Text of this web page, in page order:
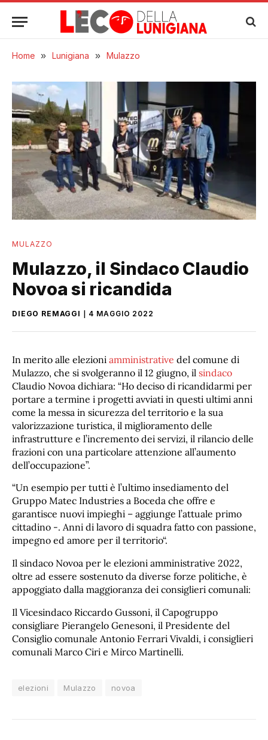
Home » Lunigiana » Mulazzo
MULAZZO
Mulazzo, il Sindaco Claudio
Novoa si ricandida
DIEGO REMAGGI 4 MAGGIO 2022
In merito alle elezioni amministrative del comune di
Mulazzo, che si svolgeranno il 12 giugno, il sindaco
Claudio Novoa dichiara: “Ho deciso di ricandidarmi per
portare a termine i progetti avviati in questi ultimi anni
come la messa in sicurezza del territorio e la sua
valorizzazione turistica, il miglioramento delle
infrastrutture e l’incremento dei servizi, il rilancio delle
frazioni con una particolare attenzione all’aumento
dell’occupazione”.
“Un esempio per tutti è l’ultimo insediamento del
Gruppo Matec Industries a Boceda che offre e
garantisce nuovi impieghi – aggiunge l’attuale primo
cittadino -. Anni di lavoro di squadra fatto con passione,
impegno ed amore per il territorio“.
Il sindaco Novoa per le elezioni amministrative 2022,
oltre ad essere sostenuto da diverse forze politiche, è
appoggiato dalla maggioranza dei consiglieri comunali:
Il Vicesindaco Riccardo Gussoni, il Capogruppo
consigliare Pierangelo Genesoni, il Presidente del
Consiglio comunale Antonio Ferrari Vivaldi, i consiglieri
comunali Marco Ciri e Mirco Martinelli.
elezioni Mulazzo novoa